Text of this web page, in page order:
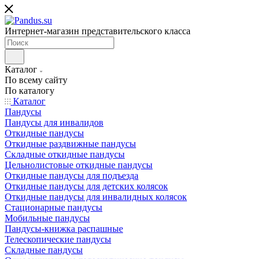
Интернет-магазин представительского класса
Каталог
По всему сайту
По каталогу
Каталог
Пандусы
Пандусы для инвалидов
Откидные пандусы
Откидные раздвижные пандусы
Складные откидные пандусы
Цельнолистовые откидные пандусы
Откидные пандусы для подъезда
Откидные пандусы для детских колясок
Откидные пандусы для инвалидных колясок
Стационарные пандусы
Мобильные пандусы
Пандусы-книжка распашные
Телескопические пандусы
Складные пандусы